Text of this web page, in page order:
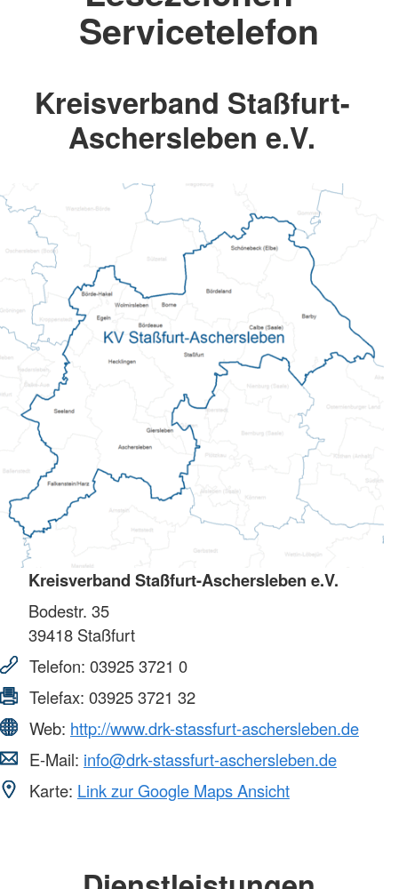
Servicetelefon
Kreisverband Staßfurt-
Aschersleben e.V.
Kreisverband Staßfurt-Aschersleben e.V.
Bodestr. 35
39418 Staßfurt
Telefon: 03925 3721 0
Telefax: 03925 3721 32
Web: http://www.drk-stassfurt-aschersleben.de
E-Mail: info@drk-stassfurt-aschersleben.de
Karte: Link zur Google Maps Ansicht